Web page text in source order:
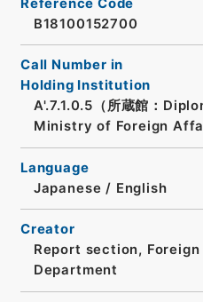
Reference Code
B18100152700
Call Number in
Holding Institution
A'.7.1.0.5（所蔵館：
Ministry of Foreign
Language
Japanese / English
Creator
Report section,
Department